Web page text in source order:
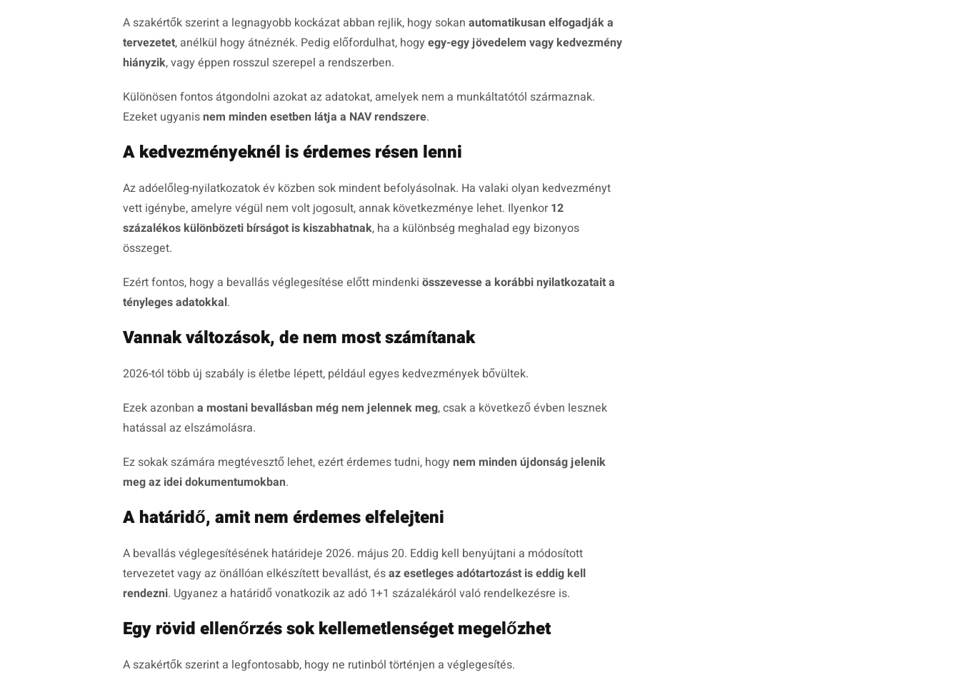
A szakértők szerint a legnagyobb kockázat abban rejlik, hogy sokan automatikusan elfogadják a
tervezetet, anélkül hogy átnéznék. Pedig előfordulhat, hogy egy-egy jövedelem vagy kedvezmény
hiányzik, vagy éppen rosszul szerepel a rendszerben.
Különösen fontos átgondolni azokat az adatokat, amelyek nem a munkáltatótól származnak.
Ezeket ugyanisnem minden esetben látja a NAV rendszere.
A kedvezményeknél is érdemes résen lenni
Az adóelőleg-nyilatkozatok év közben sok mindent befolyásolnak. Ha valaki olyan kedvezményt
vett igénybe, amelyre végül nem volt jogosult, annak következménye lehet. Ilyenkor12
százalékos különbözeti bírságot is kiszabhatnak, ha a különbség meghalad egy bizonyos
összeget.
Ezért fontos, hogy a bevallás véglegesítése előtt mindenki összevesse a korábbi nyilatkozatait a
tényleges adatokkal.
Vannak változások, de nem most számítanak
2026-tól több új szabály is életbe lépett, például egyes kedvezmények bővültek.
Ezek azonban a mostani bevallásban még nem jelennek meg, csak a következő évben lesznek
hatással az elszámolásra.
Ez sokak számára megtévesztő lehet, ezért érdemes tudni, hogy nem minden újdonság jelenik
meg az idei dokumentumokban.
A határidő, amit nem érdemes elfelejteni
A bevallás véglegesítésének határideje 2026. május 20. Eddig kell benyújtani a módosított
tervezetet vagy az önállóan elkészített bevallást, ésaz esetleges adótartozást is eddig kell
rendezni. Ugyanez a határidő vonatkozik az adó 1+1 százalékáról való rendelkezésre is.
Egy rövid ellenőrzés sok kellemetlenséget megelőzhet
A szakértők szerint a legfontosabb, hogy ne rutinból történjen a véglegesítés.